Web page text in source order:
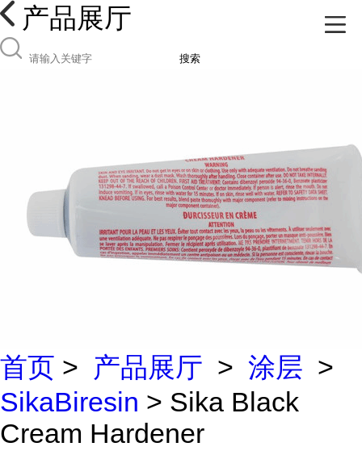
产品展厅
搜索
首页 > 产品展厅 > 涂层 >
SikaBiresin > Sika Black
Cream Hardener